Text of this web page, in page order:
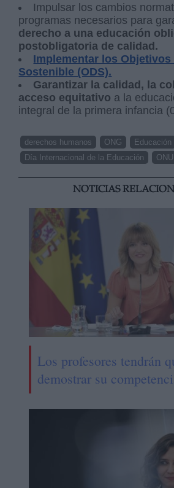
Impulsar los cambios
programas necesarios para
derecho a una educación
postobligatoria de calidad.
Implementar los Objetivos
Sostenible (ODS).
Garantizar la calidad, la
acceso equitativo a la
integral de la primera infancia
derechos humanos ONG
Educación
Día Internacional de la Educación
ONU
NOTICIAS
Los profesores tendrán
demostrar su